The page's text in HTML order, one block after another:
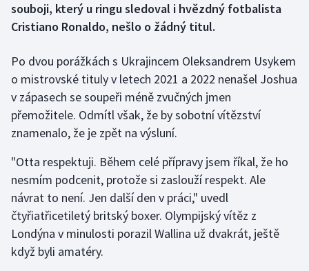
Dostihy
Florbal
Futsal
Golf
Gymnastika
Házená
Jezdectví
Judo
souboji, který u ringu sledoval i hvězdný fotbalista
Cristiano Ronaldo, nešlo o žádný titul.
Po dvou porážkách s Ukrajincem Oleksandrem Usykem
o mistrovské tituly v letech 2021 a 2022 nenašel Joshua
v zápasech se soupeři méně zvučných jmen
přemožitele. Odmítl však, že by sobotní vítězství
znamenalo, že je zpět na výsluní.
"Otta respektuji. Během celé přípravy jsem říkal, že ho
nesmím podcenit, protože si zaslouží respekt. Ale
návrat to není. Jen další den v práci," uvedl
čtyřiatřicetiletý britský boxer. Olympijský vítěz z
Londýna v minulosti porazil Wallina už dvakrát, ještě
když byli amatéry.